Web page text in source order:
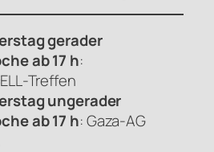
gerader
ab 17 h:
-Treffen
ungerader
ab 17 h: Gaza-AG